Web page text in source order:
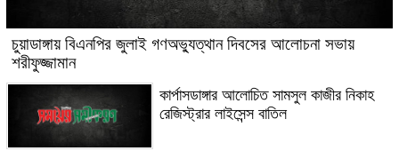
চুয়াডাঙ্গায় বিএনপির জুলাই গণঅভ্যুত্থান দিবসের আলোচনা সভায়
শরীফুজ্জামান
কার্পাসডাঙ্গার আলোচিত সামসুল কাজীর নিকাহ
রেজিস্ট্রার লাইসেন্স বাতিল